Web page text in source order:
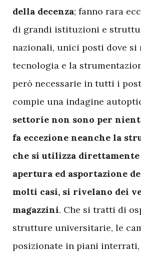
della decenza; fanno rara
di grandi istituzioni e
nazionali, unici posti dove si
tecnologia e la
però necessarie in tutti i
compie una indagine
settorie non sono per
fa eccezione neanche la
che si utilizza
apertura ed asportazione
molti casi, si rivelano dei
magazzini. Che si tratti di
strutture universitarie, le
posizionate in piani